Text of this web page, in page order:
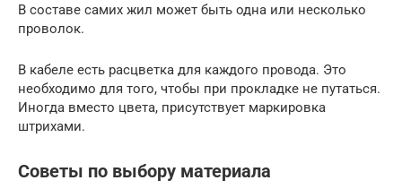
В составе самих жил может быть одна или несколько
проволок.
В кабеле есть расцветка для каждого провода. Это
необходимо для того, чтобы при прокладке не путаться.
Иногда вместо цвета, присутствует маркировка
штрихами.
Советы по выбору материала